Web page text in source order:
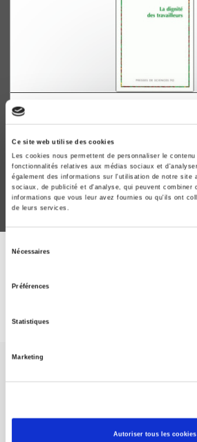
Ce site web utilise des cookies
Les cookies nous permettent de personnaliser le
fonctionnalités relatives aux médias sociaux et
également des informations sur l'utilisation de notre site
sociaux, de publicité et d'analyse, qui peuvent combiner
informations que vous leur avez fournies ou qu'ils ont
de leurs services.
Nécessaires
Préférences
Statistiques
Marketing
Autoriser tous les cookies
La dignité des travailleurs
Etats-Unis
Michèle Lamont
SCIENCES PO UNIVERSITY PRESS has a